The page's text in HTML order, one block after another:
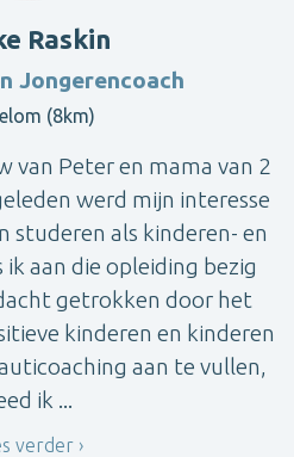
Raskin
Jongerencoach
(8km)
van Peter en mama van 2
werd mijn interesse
studeren als kinderen- en
ik aan die opleiding bezig
getrokken door het
kinderen en kinderen
aan te vullen,
ik ...
verder